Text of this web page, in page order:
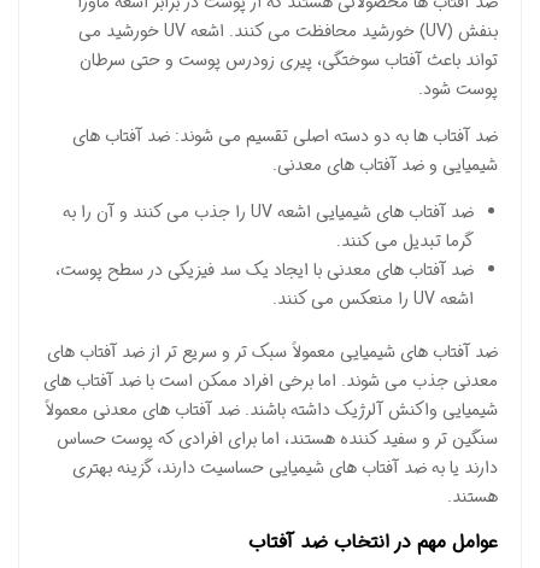
بنفش (UV) خورشید محافظت می کنند. اشعه UV خورشید می
تواند باعث آفتاب سوختگی، پیری زودرس پوست و حتی سرطان
پوست شود.
ضد آفتاب ها به دو دسته اصلی تقسیم می شوند: ضد آفتاب های
شیمیایی و ضد آفتاب های معدنی.
ضد آفتاب های شیمیایی اشعه UV را جذب می کنند و آن را به
گرما تبدیل می کنند.
ضد آفتاب های معدنی با ایجاد یک سد فیزیکی در سطح پوست،
اشعه UV را منعکس می کنند.
ضد آفتاب های شیمیایی معمولاً سبک تر و سریع تر از ضد آفتاب های
معدنی جذب می شوند. اما برخی افراد ممکن است با ضد آفتاب های
شیمیایی واکنش آلرژیک داشته باشند. ضد آفتاب های معدنی معمولاً
سنگین تر و سفید کننده هستند، اما برای افرادی که پوست حساس
دارند یا به ضد آفتاب های شیمیایی حساسیت دارند، گزینه بهتری
هستند.
عوامل مهم در انتخاب ضد آفتاب